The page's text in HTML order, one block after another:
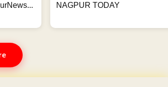
NAGPUR TODAY